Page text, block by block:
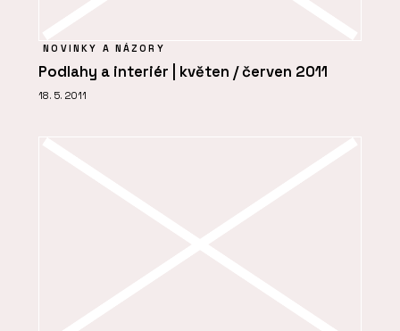
NOVINKY A NÁZORY
Podlahy a interiér | květen / červen 2011
18. 5. 2011